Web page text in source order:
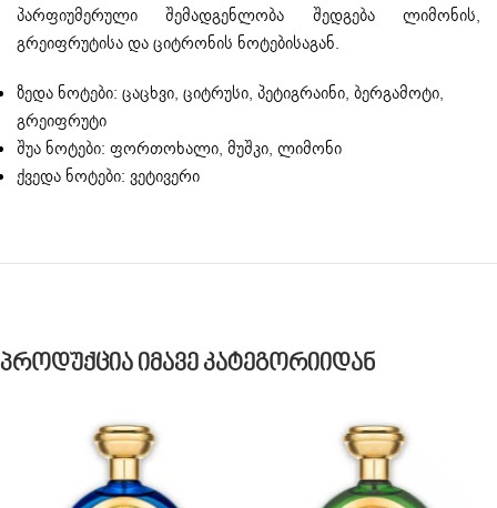
პარფიუმერული შემადგენლობა შედგება ლიმონის,
გრეიფრუტისა და ციტრონის ნოტებისაგან.
ზედა ნოტები: ცაცხვი, ციტრუსი, პეტიგრაინი, ბერგამოტი,
გრეიფრუტი
შუა ნოტები: ფორთოხალი, მუშკი, ლიმონი
ქვედა ნოტები: ვეტივერი
Პროდუქცია Იმავე Კატეგორიიდან